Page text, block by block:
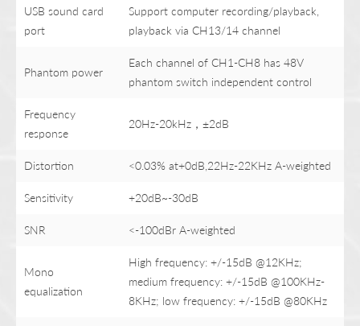
USB sound card
port
Support computer recording/playback,
playback via CH13/14 channel
Phantom power
Each channel of CH1-CH8 has 48V
phantom switch independent control
Frequency
response
20Hz-20kHz，±2dB
Distortion <0.03% at+0dB,22Hz-22KHz A-weighted
Sensitivity +20dB~-30dB
SNR <-100dBr A-weighted
Mono
equalization
High frequency: +/-15dB @12KHz;
medium frequency: +/-15dB @100KHz-
8KHz; low frequency: +/-15dB @80KHz